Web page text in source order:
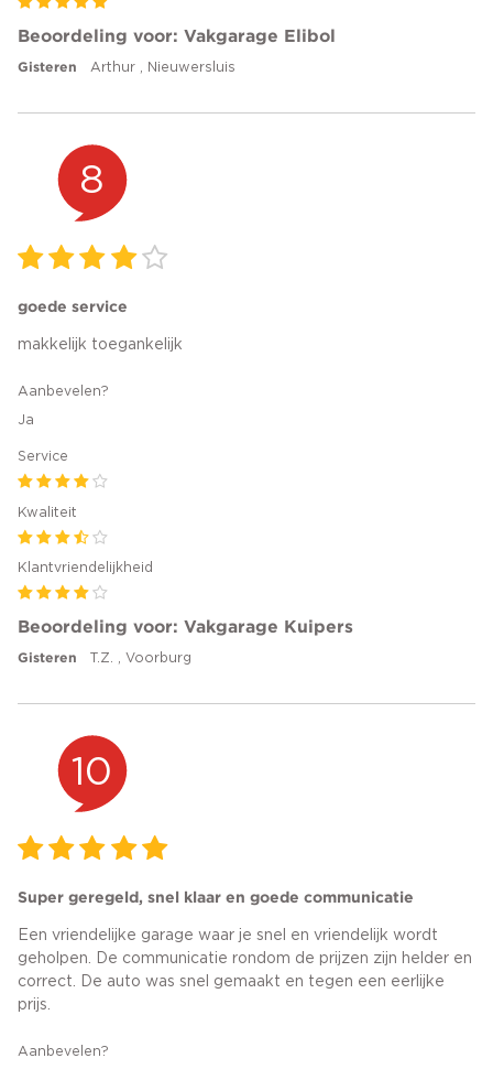
Beoordeling voor: Vakgarage Elibol
Gisteren Arthur , Nieuwersluis
8
goede service
makkelijk toegankelijk
Aanbevelen?
Ja
Service
Kwaliteit
Klantvriendelijkheid
Beoordeling voor: Vakgarage Kuipers
Gisteren T.Z. , Voorburg
10
Super geregeld, snel klaar en goede communicatie
Een vriendelijke garage waar je snel en vriendelijk wordt
geholpen. De communicatie rondom de prijzen zijn helder en
correct. De auto was snel gemaakt en tegen een eerlijke
prijs.
Aanbevelen?